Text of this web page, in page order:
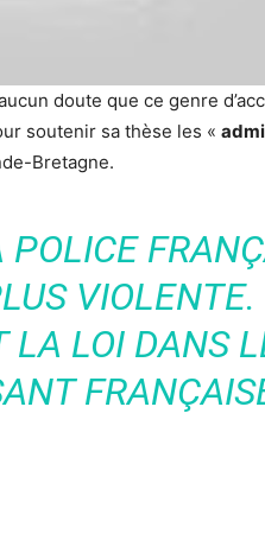
doute que ce genre
soutenir sa thèse les «
Bretagne.
LA LOI DANS